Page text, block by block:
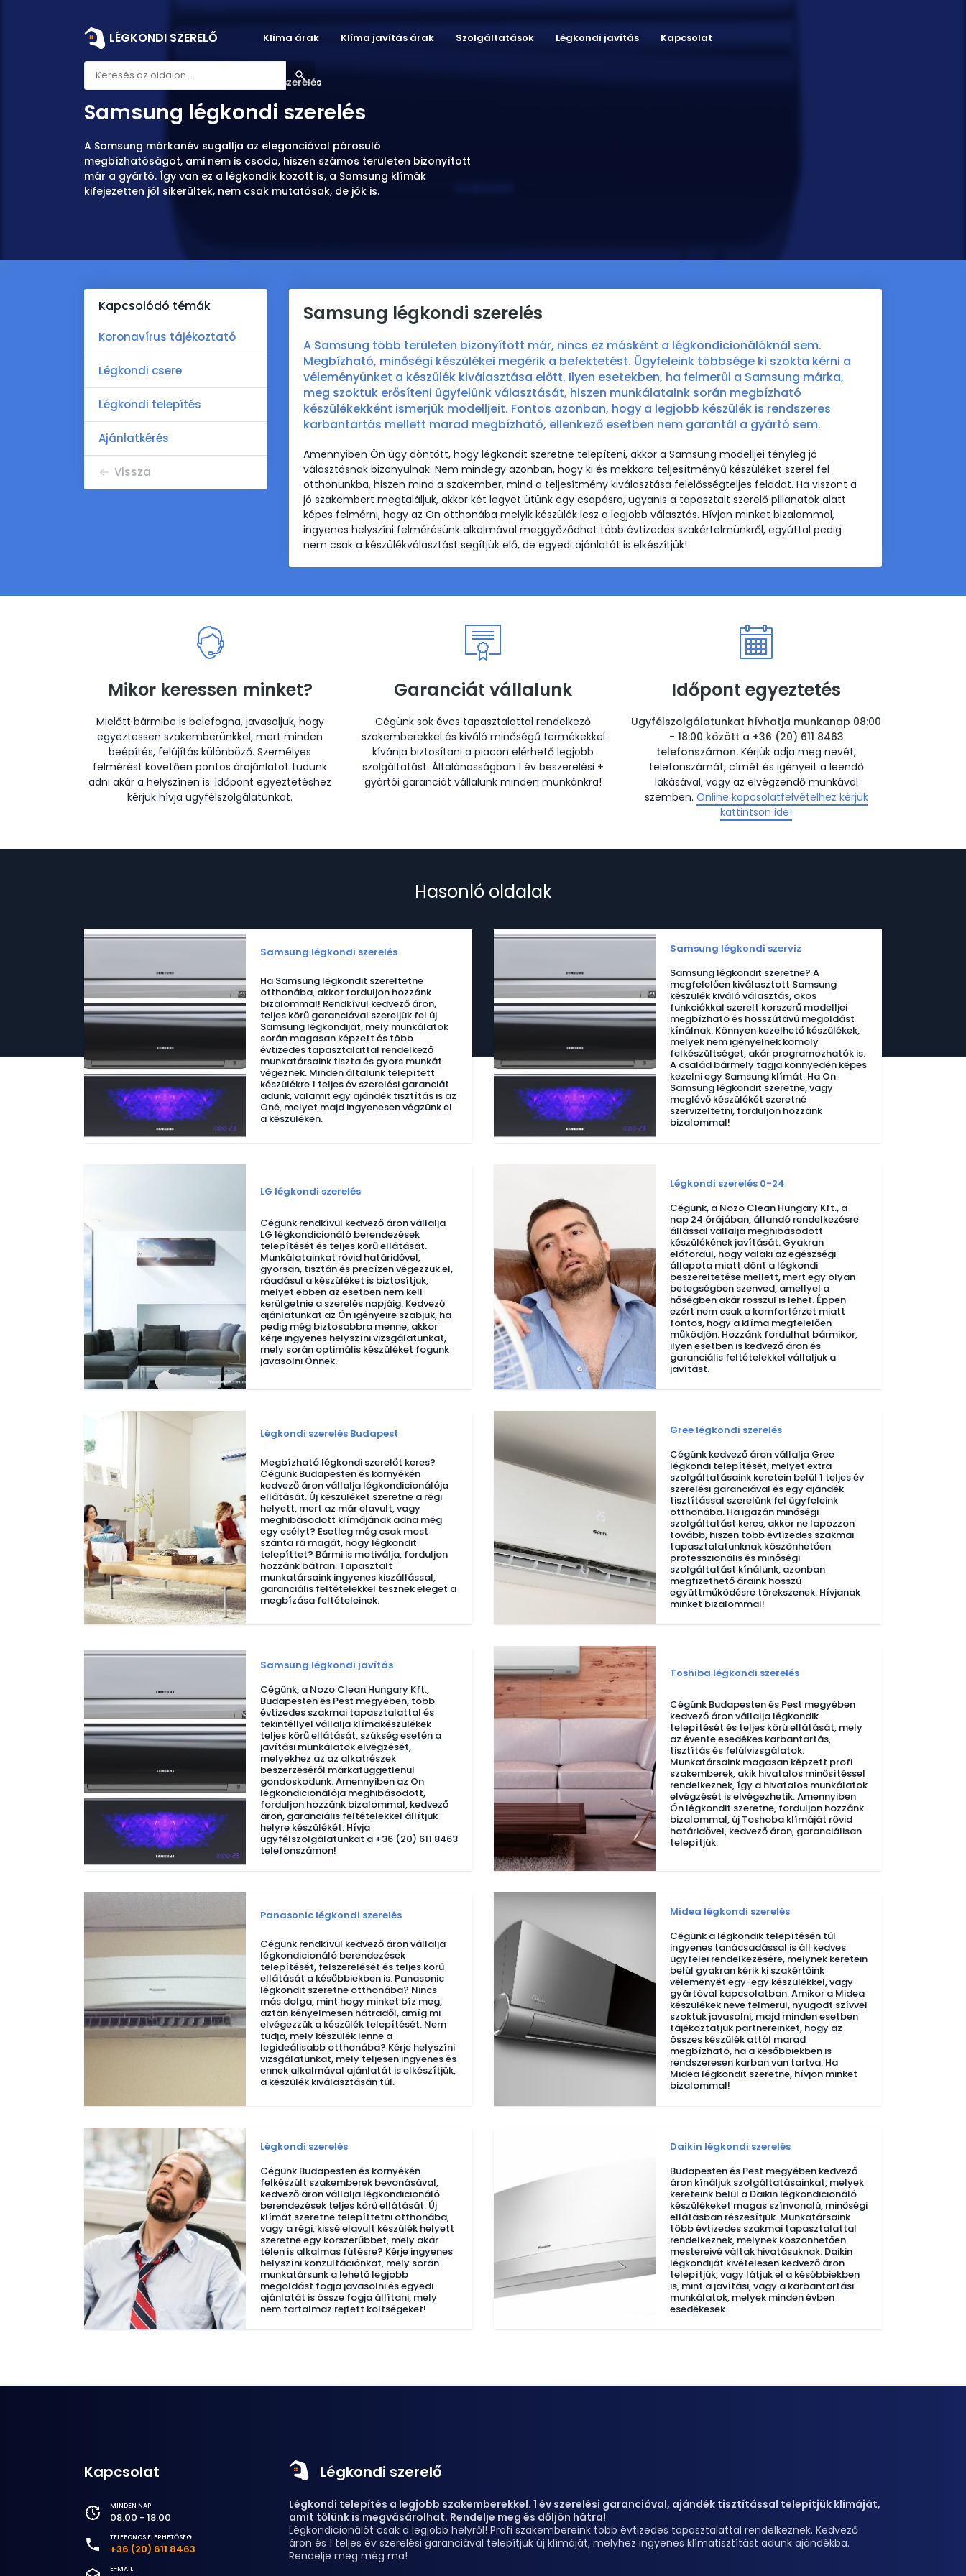
LÉGKONDI SZERELŐ Klíma árak Klíma javítás árak Szolgáltatások Légkondi javítás Kapcsolat
Légkondi szerelő Samsung légkondi szerelés
Samsung légkondi szerelés
A Samsung márkanév sugallja az eleganciával párosuló
megbízhatóságot, ami nem is csoda, hiszen számos területen bizonyított
már a gyártó. Így van ez a légkondik között is, a Samsung klímák
kifejezetten jól sikerültek, nem csak mutatósak, de jók is.
Kapcsolódó témák
Koronavírus tájékoztató
Légkondi csere
Légkondi telepítés
Ajánlatkérés
Vissza
Samsung légkondi szerelés
A Samsung több területen bizonyított már, nincs ez másként a légkondicionálóknál sem.
Megbízható, minőségi készülékei megérik a befektetést. Ügyfeleink többsége ki szokta kérni a
véleményünket a készülék kiválasztása előtt. Ilyen esetekben, ha felmerül a Samsung márka,
meg szoktuk erősíteni ügyfelünk választását, hiszen munkálataink során megbízható
készülékekként ismerjük modelljeit. Fontos azonban, hogy a legjobb készülék is rendszeres
karbantartás mellett marad megbízható, ellenkező esetben nem garantál a gyártó sem.
Amennyiben Ön úgy döntött, hogy légkondit szeretne telepíteni, akkor a Samsung modelljei tényleg jó
választásnak bizonyulnak. Nem mindegy azonban, hogy ki és mekkora teljesítményű készüléket szerel fel
otthonunkba, hiszen mind a szakember, mind a teljesítmény kiválasztása felelősségteljes feladat. Ha viszont a
jó szakembert megtaláljuk, akkor két legyet ütünk egy csapásra, ugyanis a tapasztalt szerelő pillanatok alatt
képes felmérni, hogy az Ön otthonába melyik készülék lesz a legjobb választás. Hívjon minket bizalommal,
ingyenes helyszíni felmérésünk alkalmával meggyőződhet több évtizedes szakértelmünkről, egyúttal pedig
nem csak a készülékválasztást segítjük elő, de egyedi ajánlatát is elkészítjük!
Mikor keressen minket?
Mielőtt bármibe is belefogna, javasoljuk, hogy
egyeztessen szakemberünkkel, mert minden
beépítés, felújítás különböző. Személyes
felmérést követően pontos árajánlatot tudunk
adni akár a helyszínen is. Időpont egyeztetéshez
kérjük hívja ügyfélszolgálatunkat.
Garanciát vállalunk
Cégünk sok éves tapasztalattal rendelkező
szakemberekkel és kiváló minőségű termékekkel
kívánja biztosítani a piacon elérhető legjobb
szolgáltatást. Általánosságban 1 év beszerelési +
gyártói garanciát vállalunk minden munkánkra!
Időpont egyeztetés
Ügyfélszolgálatunkat hívhatja munkanap 08:00
- 18:00 között a +36 (20) 611 8463
telefonszámon. Kérjük adja meg nevét,
telefonszámát, címét és igényeit a leendő
lakásával, vagy az elvégzendő munkával
szemben. Online kapcsolatfelvételhez kérjük
kattintson ide!
Hasonló oldalak
Samsung légkondi szerelés
Ha Samsung légkondit szereltetne
otthonába, akkor forduljon hozzánk
bizalommal! Rendkívül kedvező áron,
teljes körű garanciával szereljük fel új
Samsung légkondiját, mely munkálatok
során magasan képzett és több
évtizedes tapasztalattal rendelkező
munkatársaink tiszta és gyors munkát
végeznek. Minden általunk telepített
készülékre 1 teljes év szerelési garanciát
adunk, valamit egy ajándék tisztítás is az
Öné, melyet majd ingyenesen végzünk el
a készüléken.
Samsung légkondi szerviz
Samsung légkondit szeretne? A
megfelelően kiválasztott Samsung
készülék kiváló választás, okos
funkciókkal szerelt korszerű modelljei
megbízható és hosszútávú megoldást
kínálnak. Könnyen kezelhető készülékek,
melyek nem igényelnek komoly
felkészültséget, akár programozhatók is.
A család bármely tagja könnyedén képes
kezelni egy Samsung klímát. Ha Ön
Samsung légkondit szeretne, vagy
meglévő készülékét szeretné
szervizeltetni, forduljon hozzánk
bizalommal!
LG légkondi szerelés
Cégünk rendkívül kedvező áron vállalja
LG légkondicionáló berendezések
telepítését és teljes körű ellátását.
Munkálatainkat rövid határidővel,
gyorsan, tisztán és precízen végezzük el,
ráadásul a készüléket is biztosítjuk,
melyet ebben az esetben nem kell
kerülgetnie a szerelés napjáig. Kedvező
ajánlatunkat az Ön igényeire szabjuk, ha
pedig még biztosabbra menne, akkor
kérje ingyenes helyszíni vizsgálatunkat,
mely során optimális készüléket fogunk
javasolni Önnek.
Légkondi szerelés 0-24
Cégünk, a Nozo Clean Hungary Kft., a
nap 24 órájában, állandó rendelkezésre
állással vállalja meghibásodott
készülékének javítását. Gyakran
előfordul, hogy valaki az egészségi
állapota miatt dönt a légkondi
beszereltetése mellett, mert egy olyan
betegségben szenved, amellyel a
hőségben akár rosszul is lehet. Éppen
ezért nem csak a komfortérzet miatt
fontos, hogy a klíma megfelelően
működjön. Hozzánk fordulhat bármikor,
ilyen esetben is kedvező áron és
garanciális feltételekkel vállaljuk a
javítást.
Légkondi szerelés Budapest
Megbízható légkondi szerelőt keres?
Cégünk Budapesten és környékén
kedvező áron vállalja légkondicionálója
ellátását. Új készüléket szeretne a régi
helyett, mert az már elavult, vagy
meghibásodott klímájának adna még
egy esélyt? Esetleg még csak most
szánta rá magát, hogy légkondit
telepíttet? Bármi is motiválja, forduljon
hozzánk bátran. Tapasztalt
munkatársaink ingyenes kiszállással,
garanciális feltételekkel tesznek eleget a
megbízása feltételeinek.
Gree légkondi szerelés
Cégünk kedvező áron vállalja Gree
légkondi telepítését, melyet extra
szolgáltatásaink keretein belül 1 teljes év
szerelési garanciával és egy ajándék
tisztítással szerelünk fel ügyfeleink
otthonába. Ha igazán minőségi
szolgáltatást keres, akkor ne lapozzon
tovább, hiszen több évtizedes szakmai
tapasztalatunknak köszönhetően
professzionális és minőségi
szolgáltatást kínálunk, azonban
megfizethető áraink hosszú
együttműködésre törekszenek. Hívjanak
minket bizalommal!
Samsung légkondi javítás
Cégünk, a Nozo Clean Hungary Kft.,
Budapesten és Pest megyében, több
évtizedes szakmai tapasztalattal és
tekintéllyel vállalja klímakészülékek
teljes körű ellátását, szükség esetén a
javítási munkálatok elvégzését,
melyekhez az az alkatrészek
beszerzéséről márkafüggetlenül
gondoskodunk. Amennyiben az Ön
légkondicionálója meghibásodott,
forduljon hozzánk bizalommal, kedvező
áron, garanciális feltételekkel állítjuk
helyre készülékét. Hívja
ügyfélszolgálatunkat a +36 (20) 611 8463
telefonszámon!
Toshiba légkondi szerelés
Cégünk Budapesten és Pest megyében
kedvező áron vállalja légkondik
telepítését és teljes körű ellátását, mely
az évente esedékes karbantartás,
tisztítás és felülvizsgálatok.
Munkatársaink magasan képzett profi
szakemberek, akik hivatalos minősítéssel
rendelkeznek, így a hivatalos munkálatok
elvégzését is elvégezhetik. Amennyiben
Ön légkondit szeretne, forduljon hozzánk
bizalommal, új Toshoba klímáját rövid
határidővel, kedvező áron, garanciálisan
telepítjük.
Panasonic légkondi szerelés
Cégünk rendkívül kedvező áron vállalja
légkondicionáló berendezések
telepítését, felszerelését és teljes körű
ellátását a későbbiekben is. Panasonic
légkondit szeretne otthonába? Nincs
más dolga, mint hogy minket bíz meg,
aztán kényelmesen hátradől, amíg mi
elvégezzük a készülék telepítését. Nem
tudja, mely készülék lenne a
legideálisabb otthonába? Kérje helyszíni
vizsgálatunkat, mely teljesen ingyenes és
ennek alkalmával ajánlatát is elkészítjük,
a készülék kiválasztásán túl.
Midea légkondi szerelés
Cégünk a légkondik telepítésén túl
ingyenes tanácsadással is áll kedves
ügyfelei rendelkezésére, melynek keretein
belül gyakran kérik ki szakértőink
véleményét egy-egy készülékkel, vagy
gyártóval kapcsolatban. Amikor a Midea
készülékek neve felmerül, nyugodt szívvel
szoktuk javasolni, majd minden esetben
tájékoztatjuk partnereinket, hogy az
összes készülék attól marad
megbízható, ha a későbbiekben is
rendszeresen karban van tartva. Ha
Midea légkondit szeretne, hívjon minket
bizalommal!
Légkondi szerelés
Cégünk Budapesten és környékén
felkészült szakemberek bevonásával,
kedvező áron vállalja légkondicionáló
berendezések teljes körű ellátását. Új
klímát szeretne telepíttetni otthonába,
vagy a régi, kissé elavult készülék helyett
szeretne egy korszerűbbet, mely akár
télen is alkalmas fűtésre? Kérje ingyenes
helyszíni konzultációnkat, mely során
munkatársunk a lehető legjobb
megoldást fogja javasolni és egyedi
ajánlatát is össze fogja állítani, mely
nem tartalmaz rejtett költségeket!
Daikin légkondi szerelés
Budapesten és Pest megyében kedvező
áron kínáljuk szolgáltatásainkat, melyek
kereteink belül a Daikin légkondicionáló
készülékeket magas színvonalú, minőségi
ellátásban részesítjük. Munkatársaink
több évtizedes szakmai tapasztalattal
rendelkeznek, melynek köszönhetően
mestereivé váltak hivatásuknak. Daikin
légkondiját kivételesen kedvező áron
telepítjük, vagy látjuk el a későbbiekben
is, mint a javítási, vagy a karbantartási
munkálatok, melyek minden évben
esedékesek.
Kapcsolat
MINDEN NAP
08:00 - 18:00
TELEFONOS ELÉRHETŐSÉG
+36 (20) 611 8463
E-MAIL
Légkondi szerelő
Légkondi telepítés a legjobb szakemberekkel. 1 év szerelési garanciával, ajándék tisztítással telepítjük klímáját,
amit tőlünk is megvásárolhat. Rendelje meg és dőljön hátra!
Légkondicionálót csak a legjobb helyről! Profi szakembereink több évtizedes tapasztalattal rendelkeznek. Kedvező
áron és 1 teljes év szerelési garanciával telepítjük új klímáját, melyhez ingyenes klímatisztítást adunk ajándékba.
Rendelje meg még ma!